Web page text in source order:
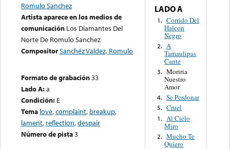
Romulo Sanchez
Artista aparece en los medios de
comunicación Los Diamantes Del
Norte De Romulo Sanchez
CompositorSanchéz Valdez, Romulo
Formato de grabación33
Lado A:a
Condición: E
Tema love,complaint, breakup,
lament, reflection,despair
Número de pista3
LADO A
1. Corrido Del
Halcon
Negro
2. A
Tamaulipas
Cante
3. Moriria
Nuestro
Amor
4. Se Perdonar
5. Cruel
1. Al Cielo
Miro
2. Mucho Te
Quiero